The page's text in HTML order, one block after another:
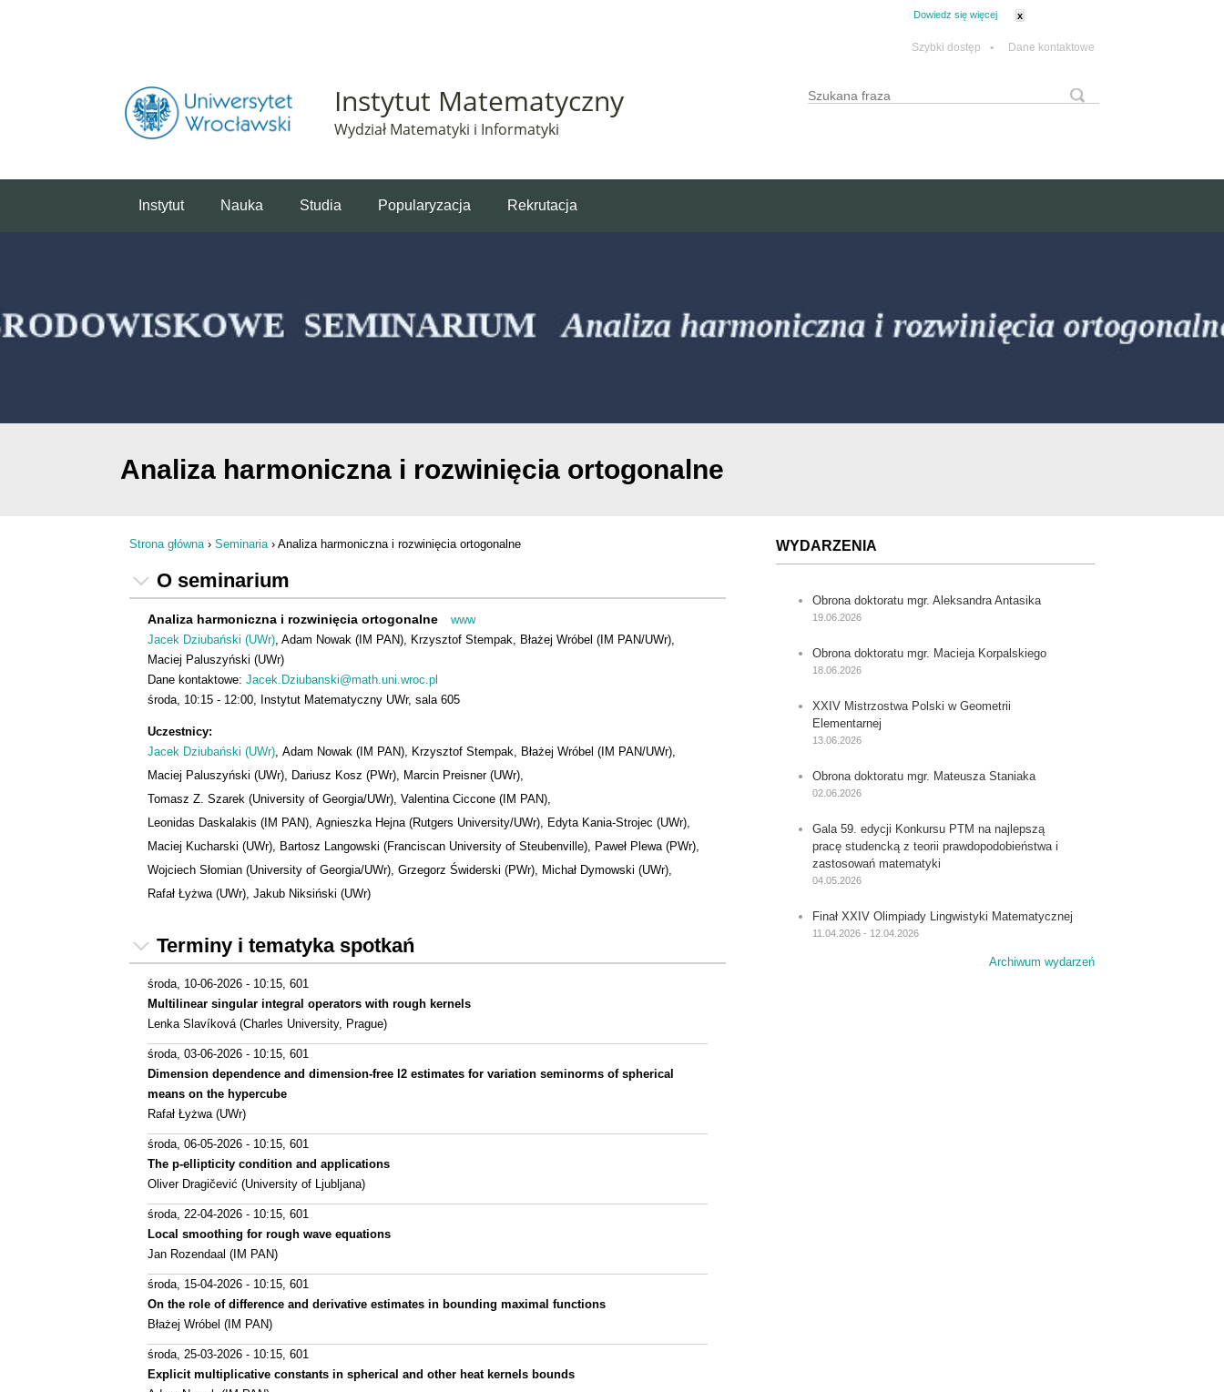
Dowiedz się więcej x
Szybki dostęp • Dane kontaktowe
Instytut Matematyczny
Wydział Matematyki i Informatyki
Formularz wyszukiwania
Wyszukaj
Instytut Nauka Studia Popularyzacja Rekrutacja
Analiza harmoniczna i rozwinięcia ortogonalne
Strona główna› Seminaria› Analiza harmoniczna i rozwinięcia ortogonalne
O seminarium
Analiza harmoniczna i rozwinięcia ortogonalne
www
Jacek Dziubański (UWr) Adam Nowak (IM PAN) Krzysztof Stempak
Błażej Wróbel (IM PAN/UWr)
Maciej Paluszyński (UWr)
Dane kontaktowe: Jacek.Dziubanski@math.uni.wroc.pl
środa 10:15 12:00 Instytut Matematyczny UWr, sala 605
Uczestnicy:
Jacek Dziubański (UWr), Adam Nowak (IM PAN), Krzysztof Stempak, Błażej Wróbel (IM PAN/UWr),
Maciej Paluszyński (UWr), Dariusz Kosz (PWr), Marcin Preisner (UWr),
Tomasz Z. Szarek (University of Georgia/UWr), Valentina Ciccone (IM PAN),
Leonidas Daskalakis (IM PAN), Agnieszka Hejna (Rutgers University/UWr), Edyta Kania-Strojec (UWr),
Maciej Kucharski (UWr)
Bartosz Langowski (Franciscan University of Steubenville) Paweł Plewa (PWr)
Wojciech Słomian (University of Georgia/UWr) Grzegorz Świderski (PWr) Michał Dymowski (UWr)
Rafał Łyżwa (UWr) Jakub Niksiński (UWr)
Terminy i tematyka spotkań
środa, 10-06-2026 - 10:15 , 601
Multilinear singular integral operators with rough kernels
Lenka Slavíková (Charles University, Prague)
środa, 03-06-2026 - 10:15 , 601
Dimension dependence and dimension-free l2 estimates for variation seminorms of spherical
means on the hypercube
Rafał Łyżwa (UWr)
środa, 06-05-2026 - 10:15 , 601
The p-ellipticity condition and applications
Oliver Dragičević (University of Ljubljana)
środa, 22-04-2026 - 10:15 , 601
Local smoothing for rough wave equations
Jan Rozendaal (IM PAN)
środa, 15-04-2026 - 10:15 , 601
On the role of difference and derivative estimates in bounding maximal functions
Błażej Wróbel (IM PAN)
środa, 25-03-2026 - 10:15 , 601
Explicit multiplicative constants in spherical and other heat kernels bounds
WYDARZENIA
Obrona doktoratu mgr. Aleksandra Antasika
19.06.2026
Obrona doktoratu mgr. Macieja Korpalskiego
18.06.2026
XXIV Mistrzostwa Polski w Geometrii
Elementarnej
13.06.2026
Obrona doktoratu mgr. Mateusza Staniaka
02.06.2026
Gala 59. edycji Konkursu PTM na najlepszą
pracę studencką z teorii prawdopodobieństwa i
zastosowań matematyki
04.05.2026
Finał XXIV Olimpiady Lingwistyki Matematycznej
11.04.2026 - 12.04.2026
Archiwum wydarzeń